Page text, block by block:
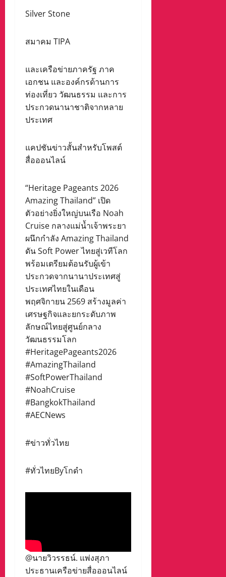
Silver Stone
สมาคม TIPA
และเครือข่ายภาครัฐ ภาค
เอกชน และองค์กรด้านการ
ท่องเที่ยว วัฒนธรรม และการ
ประกวดนานาชาติจากหลาย
ประเทศ
แคปชันข่าวสั้นสำหรับโพสต์
สื่อออนไลน์
“Heritage Pageants 2026
Amazing Thailand” เปิด
ตัวอย่างยิ่งใหญ่บนเรือ Noah
Cruise กลางแม่น้ำเจ้าพระยา
ผนึกกำลัง Amazing Thailand
ดัน Soft Power ไทยสู่เวทีโลก
พร้อมเตรียมต้อนรับผู้เข้า
ประกวดจากนานาประเทศสู่
ประเทศไทยในเดือน
พฤศจิกายน 2569 สร้างมูลค่า
เศรษฐกิจและยกระดับภาพ
ลักษณ์ไทยสู่ศูนย์กลาง
วัฒนธรรมโลก
#HeritagePageants2026
#AmazingThailand
#SoftPowerThailand
#NoahCruise
#BangkokThailand
#AECNews
#ข่าวทั่วไทย
#ทั่วไทยByโกดำ
@นายวิวรรธน์. แพ่งสุภา
ประธานเครือข่ายสื่อออนไลน์